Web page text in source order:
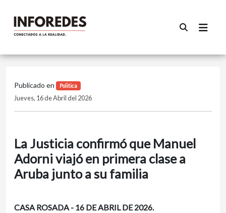
Publicado en Politica
Jueves, 16 de Abril del 2026
La Justicia confirmó que Manuel
Adorni viajó en primera clase a
Aruba junto a su familia
CASA ROSADA - 16 DE ABRIL DE 2026.